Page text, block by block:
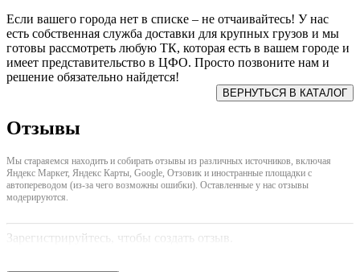
Если вашего города нет в списке – не отчаивайтесь! У нас
есть собственная служба доставки для крупных грузов и мы
готовы рассмотреть любую ТК, которая есть в вашем городе и
имеет представительство в ЦФО. Просто позвоните нам и
решение обязательно найдется!
Отзывы
Мы стараяемся находить и собирать отзывы из различных источников, включая
Яндекс Маркет, Яндекс Карты, Google, Отзовик и иностранные площадки с
автопереводом (из-за чего возможны ошибки). Оставленные у нас отзывы
модерируются.
Зарегистрируйтесь, чтобы создать отзыв.